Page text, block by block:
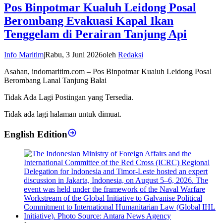
Pos Binpotmar Kualuh Leidong Posal
Berombang Evakuasi Kapal Ikan
Tenggelam di Perairan Tanjung Api
Info MaritimRabu, 3 Juni 2026oleh Redaksi
Asahan, indomaritim.com – Pos Binpotmar Kualuh Leidong Posal
Berombang Lanal Tanjung Balai
Tidak Ada Lagi Postingan yang Tersedia.
Tidak ada lagi halaman untuk dimuat.
English Edition